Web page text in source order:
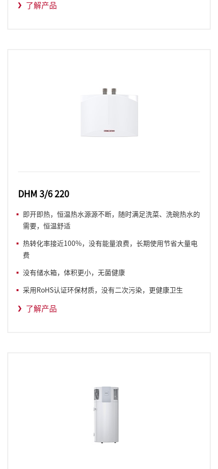
了解产品
DHM 3/6 220
即开即热，恒温热水源源不断，随时满足洗菜、洗碗热水的
需要，恒温舒适
热转化率接近100%，没有能量浪费，长期使用节省大量电
费
没有储水箱，体积更小，无菌健康
采用RoHS认证环保材质，没有二次污染，更健康卫生
了解产品